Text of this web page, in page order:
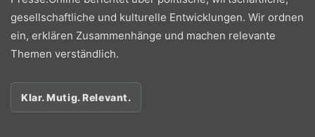
gesellschaftliche und kulturelle Entwicklungen. Wir ordnen
ein, erklären Zusammenhänge und machen relevante
Themen verständlich.
Klar. Mutig. Relevant.